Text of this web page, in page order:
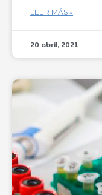
LEER MÁS »
20 abril, 2021